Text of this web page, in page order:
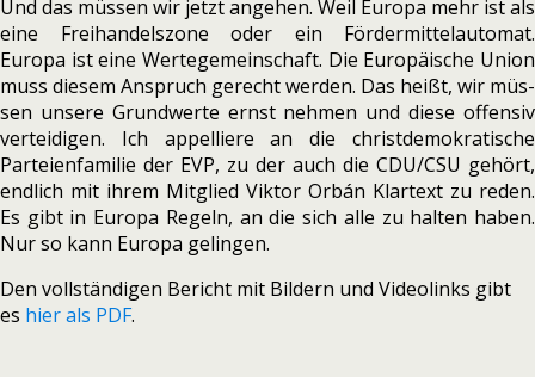
Und das müs­sen wir jetzt ange­hen. Weil Europa mehr ist als
eine Freihandelszone oder ein Fördermittelautomat.
Europa ist eine Wertegemeinschaft. Die Europäische Union
muss die­sem Anspruch gerecht wer­den. Das heißt, wir müs­
sen unsere Grundwerte ernst neh­men und diese offen­siv
ver­tei­di­gen. Ich appel­liere an die christ­de­mo­kra­ti­sche
Parteienfamilie der EVP, zu der auch die CDU/CSU gehört,
end­lich mit ihrem Mitglied Viktor Orbán Klartext zu reden.
Es gibt in Europa Regeln, an die sich alle zu hal­ten haben.
Nur so kann Europa gelin­gen.
Den voll­stän­di­gen Bericht mit Bildern und Videolinks gibt
es hier als PDF.